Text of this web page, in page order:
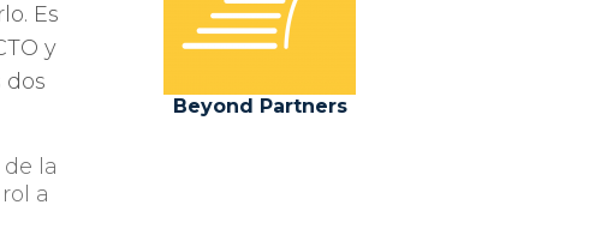
Es
y
dos
la
a
Beyond Partners